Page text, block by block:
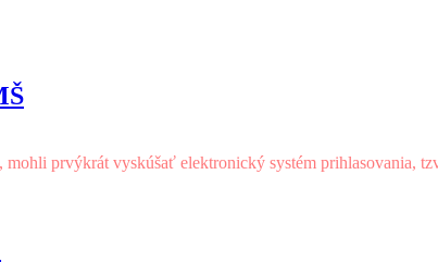
prvýkrát vyskúšať elektronický systém prihlasovania,